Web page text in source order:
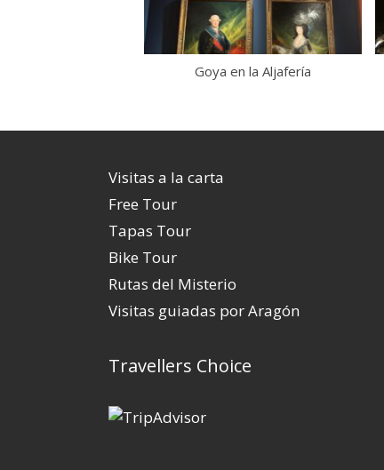
Goya en la Aljafería
Visitas a la carta
Free Tour
Tapas Tour
Bike Tour
Rutas del Misterio
Visitas guiadas por Aragón
Travellers Choice